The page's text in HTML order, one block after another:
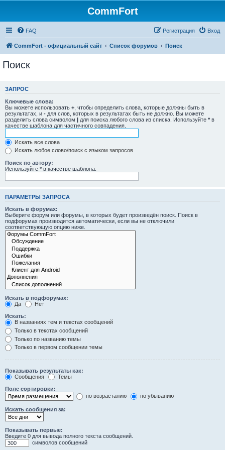
CommFort
FAQ Вход
Регистрация
CommFort - официальный сайт Список форумов Поиск
Поиск
ЗАПРОС
Ключевые слова:
Вы можете использовать + , чтобы определить слова, которые должны быть в
результатах, и - для слов, которых в результатах быть не должно. Вы можете
разделить слова символом | для поиска любого слова из списка. Используйте * в
качестве шаблона для частичного совпадения.
Искать все слова
Искать любое слово/поиск с языком запросов
Поиск по автору:
Используйте * в качестве шаблона.
ПАРАМЕТРЫ ЗАПРОСА
Искать в форумах:
Выберите форум или форумы, в которых будет произведён поиск. Поиск в
подфорумах производится автоматически, если вы не отключили
соответствующую опцию ниже.
Искать в подфорумах:
Да
Нет
Искать:
В названиях тем и текстах сообщений
Только в текстах сообщений
Только по названию темы
Только в первом сообщении темы
Показывать результаты как:
Сообщения
Темы
Поле сортировки:
по возрастанию
по убыванию
Искать сообщения за:
Показывать первые:
Введите 0 для вывода полного текста сообщений.
символов сообщений